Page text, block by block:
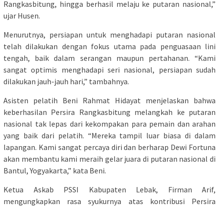
Rangkasbitung, hingga berhasil melaju ke putaran nasional,”
ujar Husen.
Menurutnya, persiapan untuk menghadapi putaran nasional
telah dilakukan dengan fokus utama pada penguasaan lini
tengah, baik dalam serangan maupun pertahanan. “Kami
sangat optimis menghadapi seri nasional, persiapan sudah
dilakukan jauh-jauh hari,” tambahnya.
Asisten pelatih Beni Rahmat Hidayat menjelaskan bahwa
keberhasilan Persira Rangkasbitung melangkah ke putaran
nasional tak lepas dari kekompakan para pemain dan arahan
yang baik dari pelatih. “Mereka tampil luar biasa di dalam
lapangan. Kami sangat percaya diri dan berharap Dewi Fortuna
akan membantu kami meraih gelar juara di putaran nasional di
Bantul, Yogyakarta,” kata Beni.
Ketua Askab PSSI Kabupaten Lebak, Firman Arif,
mengungkapkan rasa syukurnya atas kontribusi Persira